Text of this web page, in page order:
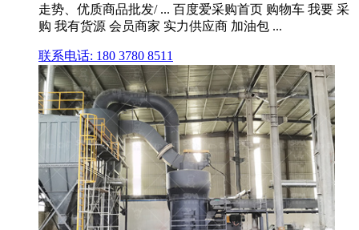
走势、优质商品批发/ ... 百度爱采购首页 购物车 我要 采
购 我有货源 会员商家 实力供应商 加油包 ...
联系电话: 180 3780 8511